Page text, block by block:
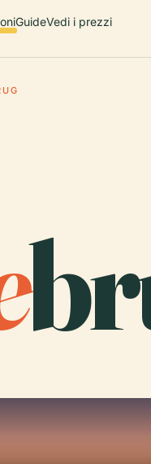
GuideVedi i prezzi